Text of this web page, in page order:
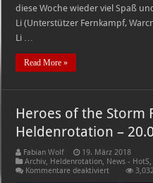
diese Woche wieder viel Spaß
Li (Unterstützer Fernkampf,
Li …
Read More »
Heroes of the Storm
Heldenrotation –
Fabian Wolf
19. März 2018
Archiv, Heldenrotation, News - HotS
Kommentare deaktiviertfür